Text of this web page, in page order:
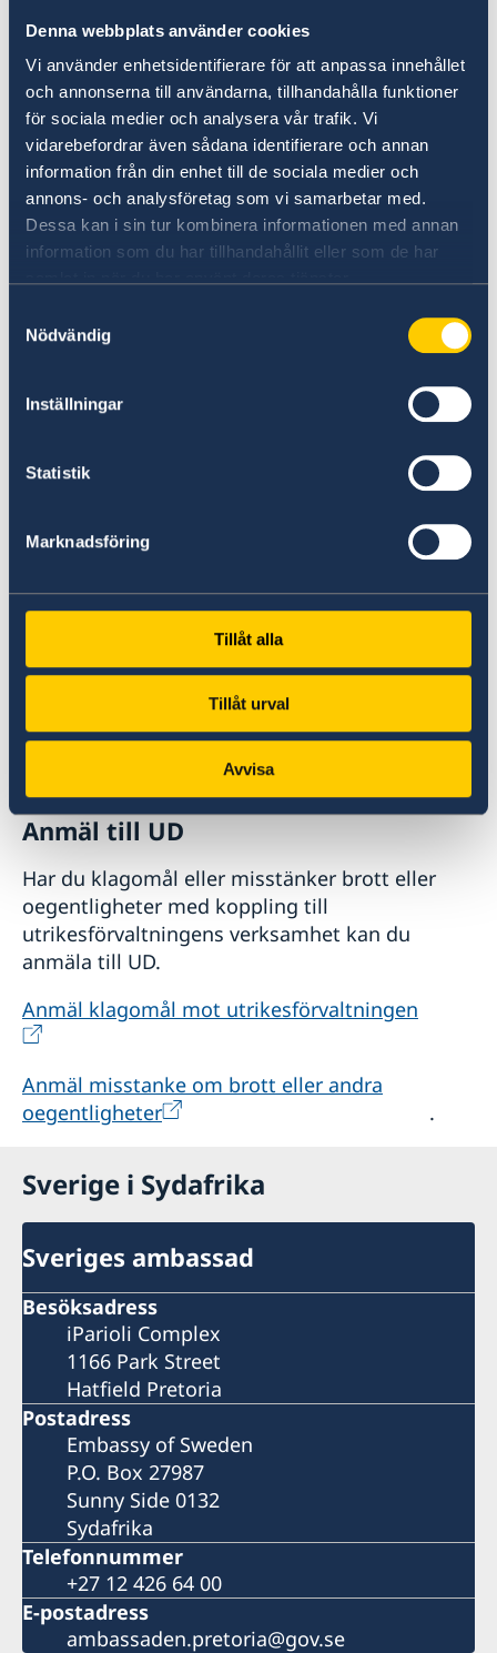
Denna webbplats använder cookies
Vi använder enhetsidentifierare för att anpassa innehållet
och annonserna till användarna, tillhandahålla funktioner
för sociala medier och analysera vår trafik. Vi
vidarebefordrar även sådana identifierare och annan
information från din enhet till de sociala medier och
annons- och analysföretag som vi samarbetar med.
Dessa kan i sin tur kombinera informationen med annan
information som du har tillhandahållit eller som de har
Nödvändig
Inställningar
Statistik
Marknadsföring
Tillåt alla
Tillåt urval
Avvisa
Anmäl din utlandsvistelse
Om du vill att UD eller ambassaden ska kunna
få tag i dig vid en större krissituation i landet
kan du anmäla dig till svensklistan.
Anmäl dig till svensklistan
I appen UD Resklar finns råd och
Sveriges ambassader.
Om UD Resklar på regeringen.se
Anmäl till UD
Har du klagomål eller misstänker brott eller
oegentligheter med koppling till
utrikesförvaltningens verksamhet kan du
anmäla till UD.
Anmäl klagomål mot utrikesförvaltningen
Anmäl misstanke om brott eller andra
oegentligheter
.
Sverige i Sydafrika
Sveriges ambassad
Besöksadress
iParioli Complex
1166 Park Street
Hatfield Pretoria
Postadress
Embassy of Sweden
P.O. Box 27987
Sunny Side 0132
Sydafrika
Telefonnummer
+27 12 426 64 00
E-postadress
ambassaden.pretoria@gov.se